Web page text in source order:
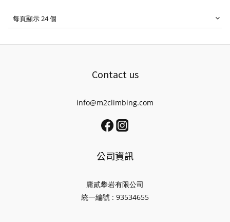
每頁顯示 24 個
Contact us
info@m2climbing.com
公司資訊
庸貳攀岩有限公司
統一編號 : 93534655